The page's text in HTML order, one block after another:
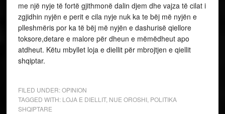
me një nyje të fortë gjithmonë dalin djem dhe vajza të cilat i
zgjidhin nyjën e perit e cila nyje nuk ka te bëj më nyjën e
plleshmëris por ka të bëj më nyjën e dashurisë qiellore
toksore,detare e malore për dheun e mëmëdheut apo
atdheut. Këtu mbyllet loja e diellit për mbrojtjen e qiellit
shqiptar.
FILED UNDER:OPINION
TAGGED WITH: LOJA E DIELLIT, NUE OROSHI, POLITIKA
SHQIPTARE